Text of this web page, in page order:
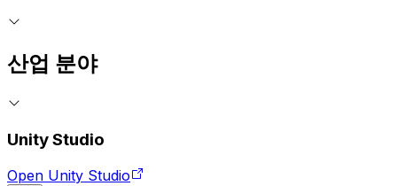
산업 분야
Unity Studio
Open Unity Studio